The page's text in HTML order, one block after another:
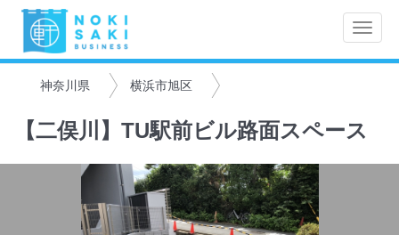
Toggle
神奈川県 横浜市旭区
【二俣川】TU駅前ビル路面スペース